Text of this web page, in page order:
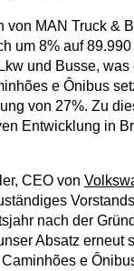
von MAN Truck &
um 8% auf
und Busse,
e Ônibus
von 27%. Zu
Entwicklung in
CEO von
nach der
Absatz erneut
Caminhões e